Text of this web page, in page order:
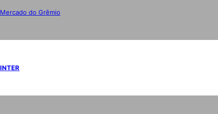
Mercado do Grêmio
INTER